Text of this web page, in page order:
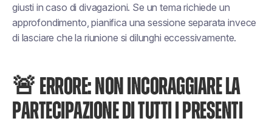
giusti in caso di divagazioni. Se un tema richiede un
approfondimento, pianifica una sessione separata invece
di lasciare che la riunione si dilunghi eccessivamente.
🚨 ERRORE: NON INCORAGGIARE LA
PARTECIPAZIONE DI TUTTI I PRESENTI